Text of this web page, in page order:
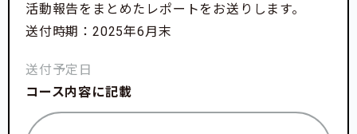
活動報告をまとめたレポートをお送りします。
送付時期：2025年6月末
送付予定日
コース内容に記載